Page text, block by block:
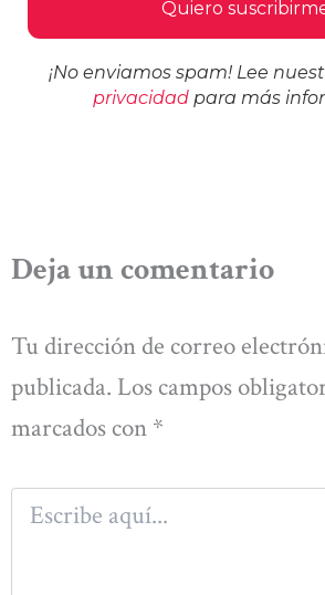
¡No enviamos spam! Lee
privacidad para más
Deja un comentario
Tu dirección de correo
publicada. Los campos
marcados con *
Escribe
aquí...